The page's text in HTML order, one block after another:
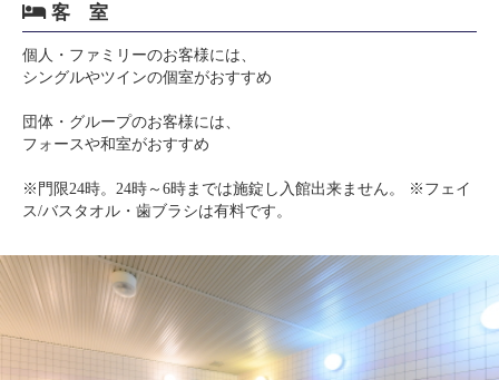
客 室
個人・ファミリーのお客様には、
シングルやツインの個室がおすすめ
団体・グループのお客様には、
フォースや和室がおすすめ
※門限24時。24時～6時までは施錠し入館出来ません。 ※フェイ
ス/バスタオル・歯ブラシは有料です。